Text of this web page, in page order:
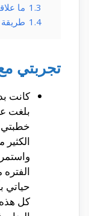
1.3 ما
1.4
تجربتي
كانت
بلغت
حياتي
كل